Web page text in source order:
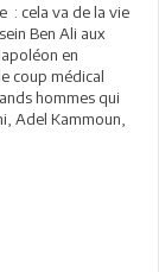
: cela va de la vie
Ben Ali aux
en
coup médical
hommes qui
Adel Kammoun,